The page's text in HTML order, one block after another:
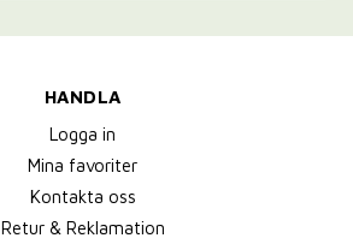
HANDLA
Logga in
Mina favoriter
Kontakta oss
Retur & Reklamation